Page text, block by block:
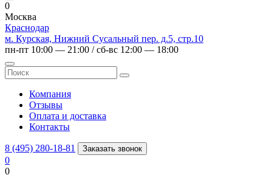
0
Москва
Краснодар
м. Курская, Нижний Сусальный пер. д.5, стр.10
пн-пт 10:00 — 21:00 / сб-вс 12:00 — 18:00
Компания
Отзывы
Оплата и доставка
Контакты
8 (495) 280-18-81 Заказать звонок
0
0